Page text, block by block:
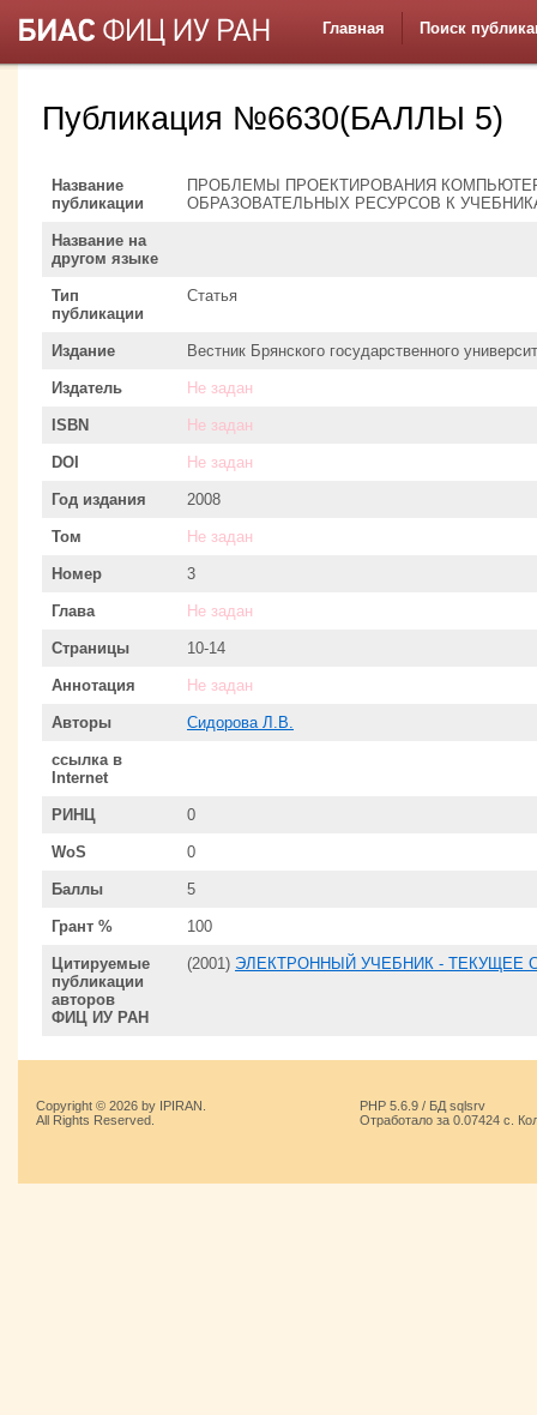
Главная Поиск
Публикация №6630(БАЛЛЫ 5)
Название
публикации
ПРОБЛЕМЫ ПРОЕКТИРОВАНИЯ
ОБРАЗОВАТЕЛЬНЫХ РЕСУРСОВ К
Название на
другом языке
Тип
публикации
Статья
Издание Вестник Брянского государственного
Издатель Не задан
ISBN Не задан
DOI Не задан
Год издания 2008
Том Не задан
Номер 3
Глава Не задан
Страницы 10-14
Аннотация Не задан
Авторы Сидорова Л.В.
ссылка в
Internet
РИНЦ 0
WoS 0
Баллы 5
Грант % 100
Цитируемые
публикации
авторов
ФИЦ ИУ РАН
(2001) ЭЛЕКТРОННЫЙ УЧЕБНИК - ТЕКУЩЕЕ
Copyright © 2026 by IPIRAN.
All Rights Reserved.
PHP 5.6.9 / БД sqlsrv
Отработало за 0.07424 с.